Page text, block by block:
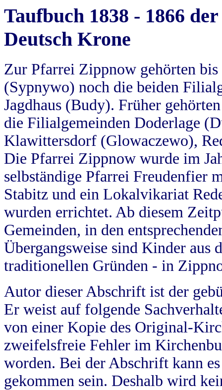
Taufbuch 1838 - 1866
Deutsch Krone
Zur Pfarrei Zippnow gehörten
(Sypnywo) noch die beiden
Jagdhaus (Budy). Früher
die Filialgemeinden Doderlage
Klawittersdorf (Glowaczewo),
Die Pfarrei Zippnow wurde im
selbständige Pfarrei Freudenfier
Stabitz und ein Lokalvikariat
wurden errichtet. Ab diesem
Gemeinden, in den
Übergangsweise sind Kinder aus
traditionellen Gründen - in
Autor dieser Abschrift ist der
Er weist auf folgende
von einer Kopie des Original-
zweifelsfreie Fehler im
worden. Bei der Abschrift kann
gekommen sein. Deshalb wird